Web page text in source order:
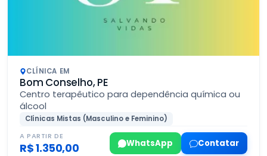
CLÍNICA EM
Bom Conselho, PE
Centro terapêutico para dependência química ou
álcool
Clínicas Mistas (Masculino e Feminino)
A PARTIR DE
R$ 1.350,00 WhatsApp Contatar